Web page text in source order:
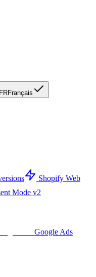
FRFrançais
Shopify Web
Mode v2
Google Ads